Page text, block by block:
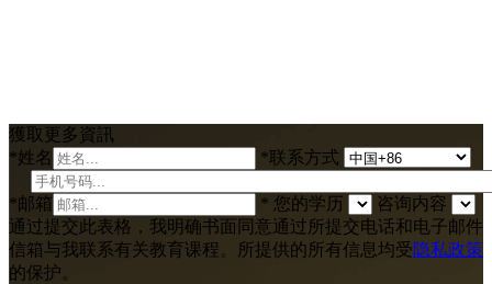
獲取更多資訊
*姓名 *联系方式
*邮箱 * 您的学历
咨询内容
通过提交此表格，我明确书面同意通过所提交电话和电子邮件
信箱与我联系有关教育课程。所提供的所有信息均受隐私政策
的保护。